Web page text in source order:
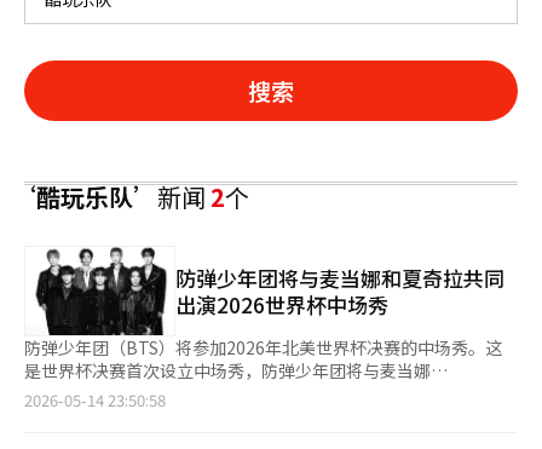
搜索
‘酷玩乐队’新闻2个
防弹少年团将与麦当娜和夏奇拉共同
出演2026世界杯中场秀
防弹少年团（BTS）将参加2026年北美世界杯决赛的中场秀。这
是世界杯决赛首次设立中场秀，防弹少年团将与麦当娜
（Madonna）和夏奇拉（Shakira）共同担任主秀嘉宾。根据全球
2026-05-14 23:50:58